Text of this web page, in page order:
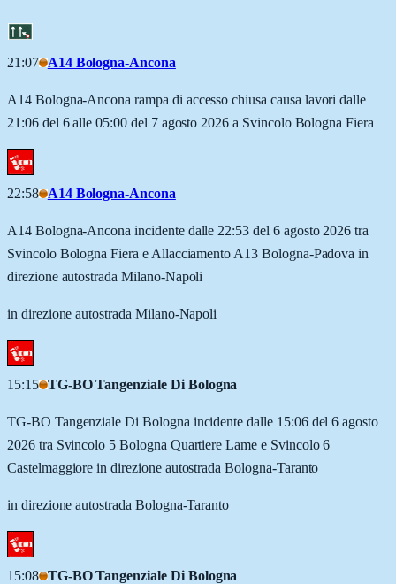
21:07 A14 Bologna-Ancona
A14 Bologna-Ancona rampa di accesso chiusa causa lavori dalle
21:06 del 6 alle 05:00 del 7 agosto 2026 a Svincolo Bologna Fiera
22:58 A14 Bologna-Ancona
A14 Bologna-Ancona incidente dalle 22:53 del 6 agosto 2026 tra
Svincolo Bologna Fiera e Allacciamento A13 Bologna-Padova in
direzione autostrada Milano-Napoli
in direzione autostrada Milano-Napoli
15:15 TG-BO Tangenziale Di Bologna
TG-BO Tangenziale Di Bologna incidente dalle 15:06 del 6 agosto
2026 tra Svincolo 5 Bologna Quartiere Lame e Svincolo 6
Castelmaggiore in direzione autostrada Bologna-Taranto
in direzione autostrada Bologna-Taranto
15:08 TG-BO Tangenziale Di Bologna